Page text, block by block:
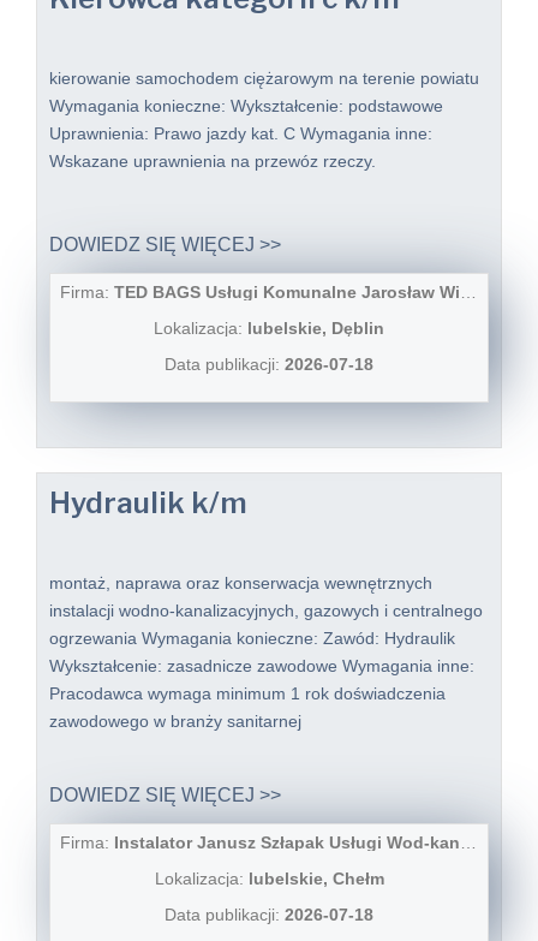
kierowanie samochodem ciężarowym na terenie powiatu
Wymagania konieczne: Wykształcenie: podstawowe
Uprawnienia: Prawo jazdy kat. C Wymagania inne:
Wskazane uprawnienia na przewóz rzeczy.
DOWIEDZ SIĘ WIĘCEJ >>
Firma: TED BAGS Usługi Komunalne Jarosław Wieczorek
Lokalizacja: lubelskie, Dęblin
Data publikacji: 2026-07-18
Hydraulik k/m
montaż, naprawa oraz konserwacja wewnętrznych
instalacji wodno-kanalizacyjnych, gazowych i centralnego
ogrzewania Wymagania konieczne: Zawód: Hydraulik
Wykształcenie: zasadnicze zawodowe Wymagania inne:
Pracodawca wymaga minimum 1 rok doświadczenia
zawodowego w branży sanitarnej
DOWIEDZ SIĘ WIĘCEJ >>
Firma: Instalator Janusz Szłapak Usługi Wod-kan i co
Lokalizacja: lubelskie, Chełm
Data publikacji: 2026-07-18